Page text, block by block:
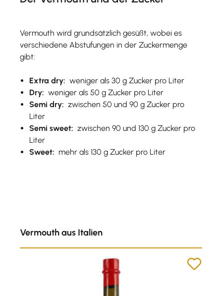
Vermouth wird grundsätzlich gesüßt, wobei es
verschiedene Abstufungen in der Zuckermenge
gibt:
Extra dry:weniger als 30 g Zucker pro Liter
Dry: weniger als 50 g Zucker pro Liter
Semi dry: zwischen 50 und 90 g Zucker pro
Liter
Semi sweet: zwischen 90 und 130 g Zucker pro
Liter
Sweet: mehr als 130 g Zucker pro Liter
Vermouth aus Italien